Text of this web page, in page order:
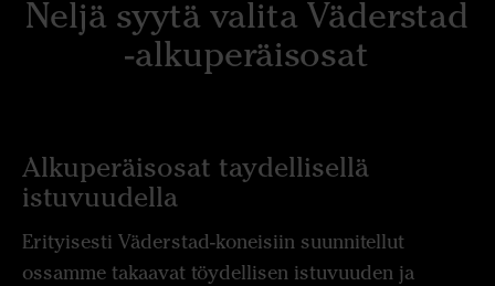
Neljä syytä valita Väderstad
-alkuperäisosat
Alkuperäisosat taydellisellä
istuvuudella
Erityisesti Väderstad-koneisiin suunnitellut
ossamme takaavat töydellisen istuvuuden ja